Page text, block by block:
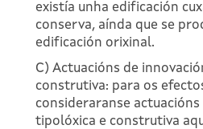
existía unha edificación
conserva, aínda que se
edificación orixinal.
C) Actuacións de
construtiva: para os
consideraranse
tipolóxica e construtiva